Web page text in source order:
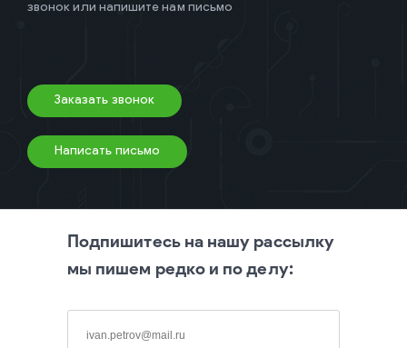
звонок или напишите нам письмо
Заказать звонок
Написать письмо
Подпишитесь на нашу рассылку
мы пишем редко и по делу: